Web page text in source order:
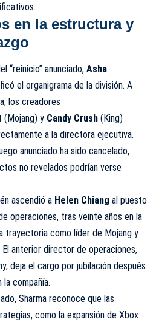
en la estructura y
“reinicio” anunciado, Asha
el organigrama de la división. A
los creadores
(Mojang) y Candy Crush (King)
a la directora ejecutiva.
anunciado ha sido cancelado,
no revelados podrían verse
ascendió a Helen Chiang al puesto
operaciones, tras veinte años en la
trayectoria como líder de Mojang y
El anterior director de operaciones,
deja el cargo por jubilación después
la compañía.
Sharma reconoce que las
como la expansión de Xbox